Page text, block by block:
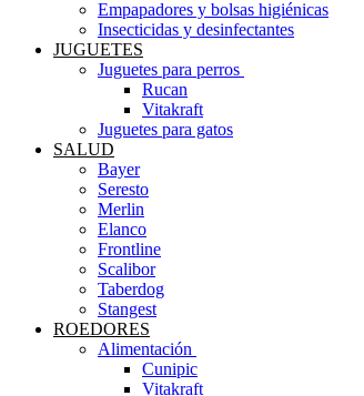
Empapadores y bolsas higiénicas
Insecticidas y desinfectantes
JUGUETES
Juguetes para perros ​
Rucan
Vitakraft
Juguetes para gatos
SALUD
Bayer
Seresto
Merlin
Elanco
Frontline
Scalibor
Taberdog
Stangest
ROEDORES
Alimentación ​
Cunipic
Vitakraft